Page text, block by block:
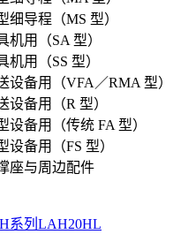
细导程（MS 型）
机用（SA 型）
机用（SS 型）
设备用（VFA／RMA 型）
设备用（R 型）
设备用（传统 FA 型）
设备用（FS 型）
座与周边配件
系列 LAH20HL